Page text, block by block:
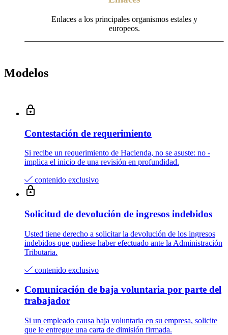
Enlaces a los principales organismos estales y
europeos.
Modelos
Contestación de requerimiento
Si recibe un requerimiento de Hacienda, no se asuste: no­ ­
implica el inicio de una revisión en profundidad.
contenido exclusivo
Solicitud de devolución de ingresos indebidos
Usted tiene derecho a solicitar la devolución de los ingresos
indebidos que pudiese haber efectuado ante la Administración
Tributaria.
contenido exclusivo
Comunicación de baja voluntaria por parte del
trabajador
Si un empleado causa baja voluntaria en su empresa, solicite
que le entregue una carta de dimisión firmada.